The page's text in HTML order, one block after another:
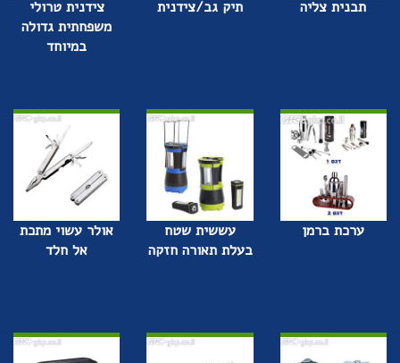
תבנית צליה תיק גב/צידנית
צידנית טרולי
משפחתית גדולה
במיוחד
ערכת ברמן
עששית שטח
בעלת תאורה חזקה
אולר עשוי מתכת
אל חלד